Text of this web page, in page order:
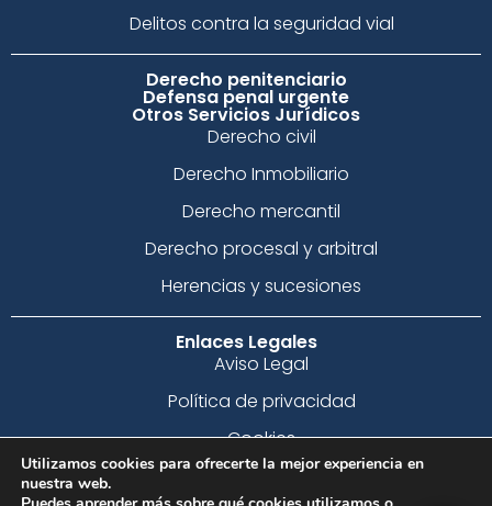
Delitos contra la seguridad vial
Derecho penitenciario
Defensa penal urgente
Otros Servicios Jurídicos
Derecho civil
Derecho Inmobiliario
Derecho mercantil
Derecho procesal y arbitral
Herencias y sucesiones
Enlaces Legales
Aviso Legal
Política de privacidad
Cookies
Condiciones de Contratación
Utilizamos cookies para ofrecerte la mejor experiencia en
nuestra web.